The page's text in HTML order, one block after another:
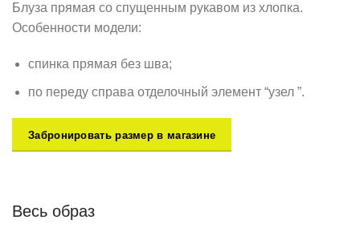
Блуза прямая со спущенным рукавом из хлопка.
Особенности модели:
спинка прямая без шва;
по переду справа отделочный элемент “узел ”.
Забронировать размер в магазине
Весь образ